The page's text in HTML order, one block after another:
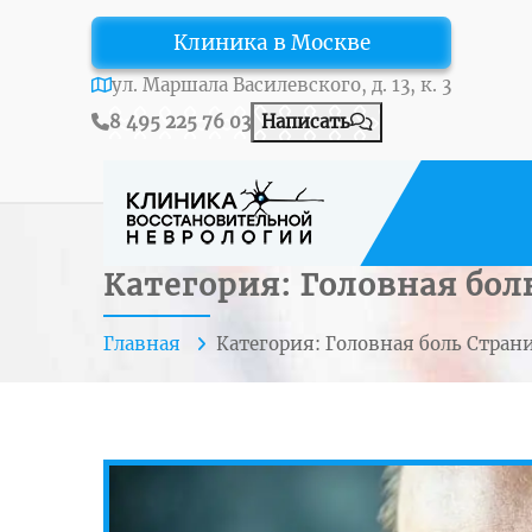
Клиника в Москве
ул. Маршала Василевского, д. 13, к. 3
8 495 225 76 03 Написать
Категория: Головная
Главная Категория: Головная боль